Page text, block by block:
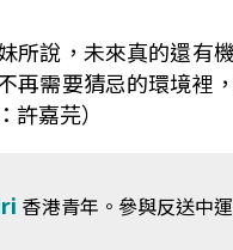
所說，未來真的還有
再需要猜忌的環境裡
許嘉芫）
香港青年。參與反送中